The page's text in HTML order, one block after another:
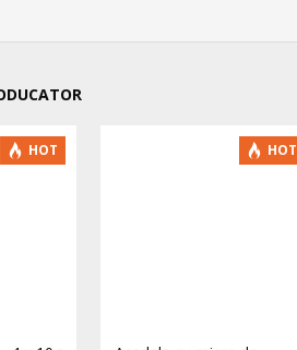
-5 % -5 %
HOT HOT